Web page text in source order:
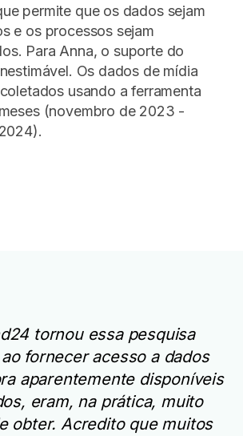
permite que os dados sejam
e os processos sejam
Para Anna, o suporte do
Os dados de mídia
usando a ferramenta
(novembro de 2023 -
tornou essa pesquisa
fornecer acesso a dados
aparentemente disponíveis
eram, na prática, muito
obter. Acredito que muitos